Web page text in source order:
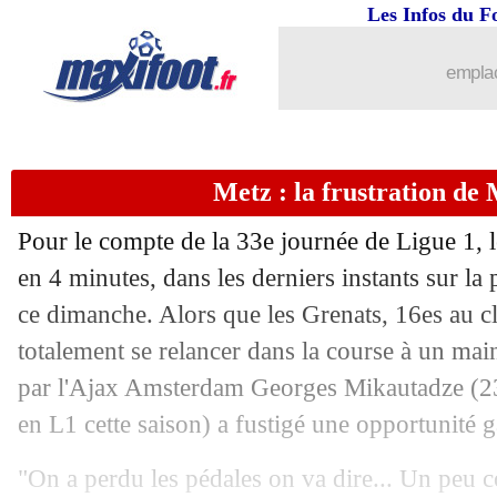
Les Infos du
Metz : la frustration de
Pour le compte de la 33e journée de Ligue 1,
en 4 minutes, dans les derniers instants sur
ce dimanche. Alors que les Grenats, 16es au
totalement se relancer dans la course à un
par l'Ajax Amsterdam Georges Mikautadze
en L1 cette saison) a fustigé une opportunité
"On a perdu les pédales on va dire... Un peu
: le verdict tombe pour Chevalier
13/05 Man Utd: Ten Hag, Rooney allume
13/05 Lille: Chevalier, c'est rassurant ?
13/05 Leverkusen: Wirtz, objectif du Real
13/05 : Aubameyang glane le prix Marc-
13/05 PSG: la déception de Mukiele
Barça: Araujo, prix fixé à 100 M€ !